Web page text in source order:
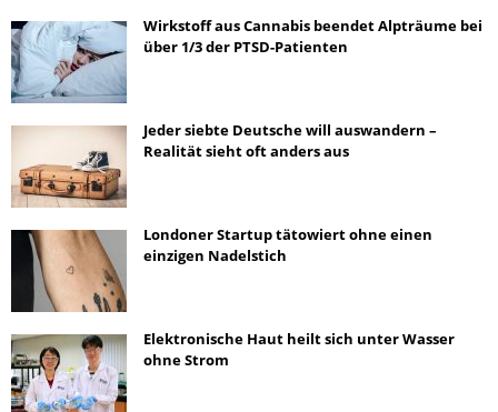
Wirkstoff aus Cannabis beendet Alpträume bei
über 1/3 der PTSD-Patienten
Jeder siebte Deutsche will auswandern –
Realität sieht oft anders aus
Londoner Startup tätowiert ohne einen
einzigen Nadelstich
Elektronische Haut heilt sich unter Wasser
ohne Strom